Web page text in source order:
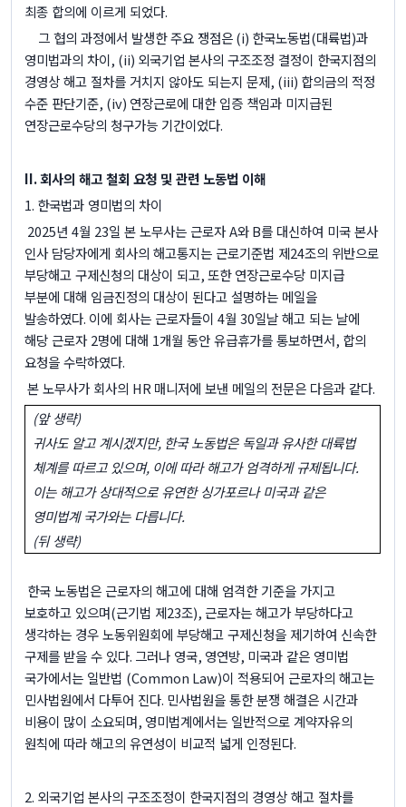
최종 합의에 이르게 되었다.
그 협의 과정에서 발생한 주요 쟁점은(i) 한국노동법(대륙법)과
영미법과의 차이, (ii) 외국기업 본사의 구조조정 결정이 한국지점의
경영상 해고 절차를 거치지 않아도 되는지 문제, (iii) 합의금의 적정
수준 판단기준, (iv) 연장근로에 대한 입증 책임과 미지급된
연장근로수당의 청구가능 기간이었다.
II.회사의 해고 철회 요청 및 관련 노동법 이해
1. 한국법과 영미법의 차이
2025년4월 23일 본 노무사는 근로자A와B를 대신하여 미국 본사
인사 담당자에게 회사의 해고통지는 근로기준법 제24조의 위반으로
부당해고 구제신청의 대상이 되고,또한 연장근로수당 미지급
부분에 대해 임금진정의 대상이 된다고 설명하는 메일을
발송하였다. 이에 회사는 근로자들이4월30일날 해고 되는 날에
해당 근로자2명에 대해 1개월 동안 유급휴가를 통보하면서, 합의
요청을 수락하였다.
본 노무사가 회사의 HR매니저에 보낸 메일의 전문은 다음과 같다.
(앞 생략)
귀사도 알고 계시겠지만, 한국 노동법은 독일과 유사한 대륙법
체계를 따르고 있으며, 이에 따라 해고가 엄격하게 규제됩니다.
이는 해고가 상대적으로 유연한 싱가포르나 미국과 같은
영미법계 국가와는 다릅니다.
(뒤 생략)
한국 노동법은 근로자의 해고에 대해 엄격한 기준을 가지고
보호하고 있으며(근기법 제23조), 근로자는 해고가 부당하다고
생각하는 경우 노동위원회에 부당해고 구제신청을 제기하여 신속한
구제를 받을 수 있다. 그러나 영국, 영연방, 미국과 같은 영미법
국가에서는 일반법 (Common Law)이 적용되어 근로자의 해고는
민사법원에서 다투어 진다. 민사법원을 통한 분쟁 해결은 시간과
비용이 많이 소요되며, 영미법계에서는 일반적으로 계약자유의
원칙에 따라 해고의 유연성이 비교적 넓게 인정된다.
2. 외국기업 본사의 구조조정이 한국지점의 경영상 해고 절차를